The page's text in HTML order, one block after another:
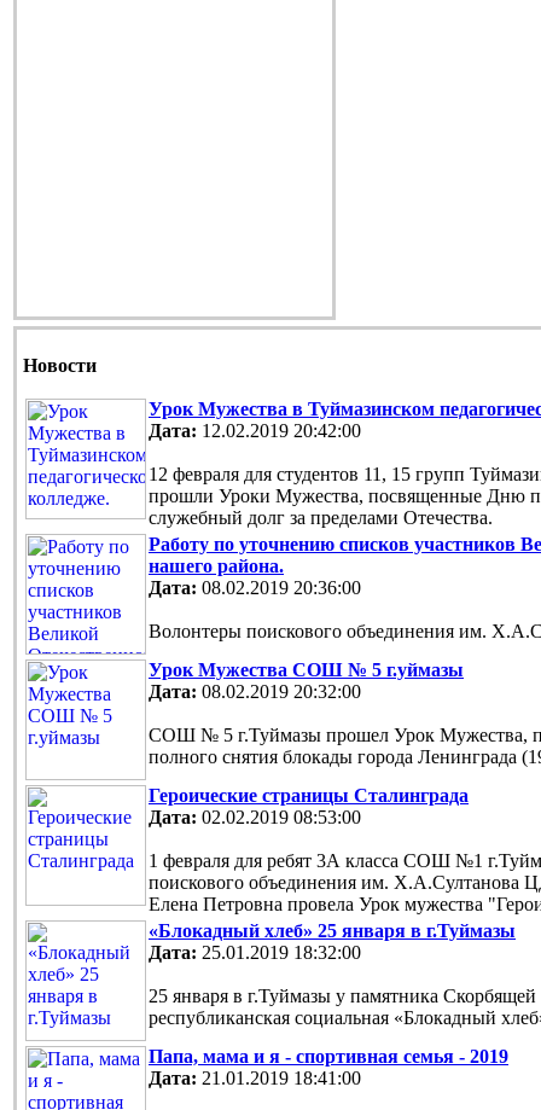
Новости
Урок Мужества в Туймазинском
Дата: 12.02.2019 20:42:00
12 февраля для студентов 11, 15 групп
прошли Уроки Мужества, посвященные Дню
служебный долг за пределами Отечества.
Работу по уточнению списков участников
нашего района.
Дата: 08.02.2019 20:36:00
Волонтеры поискового объединения им.
Урок Мужества СОШ № 5 г.уймазы
Дата: 08.02.2019 20:32:00
СОШ № 5 г.Туймазы прошел Урок Мужества,
полного снятия блокады города Ленинграда
Героические страницы Сталинграда
Дата: 02.02.2019 08:53:00
1 февраля для ребят 3А класса СОШ №1
поискового объединения им. Х.А.Султанова
Елена Петровна провела Урок мужества
«Блокадный хлеб» 25 января в г.Туймазы
Дата: 25.01.2019 18:32:00
25 января в г.Туймазы у памятника Скорбящей
республиканская социальная «Блокадный
Папа, мама и я - спортивная семья - 2019
Дата: 21.01.2019 18:41:00